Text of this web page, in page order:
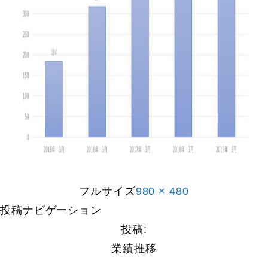
フルサイズ980 × 480
投稿ナビゲーション
投稿:
業績推移